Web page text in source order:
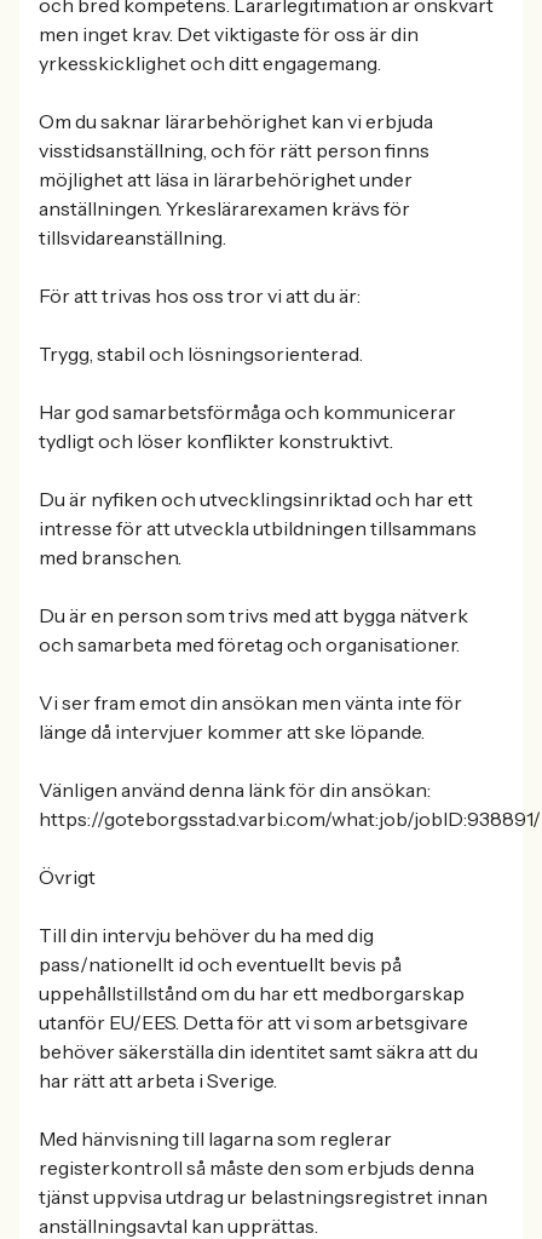
men inget krav. Det viktigaste för oss är din
yrkesskicklighet och ditt engagemang.
Om du saknar lärarbehörighet kan vi erbjuda
visstidsanställning, och för rätt person finns
möjlighet att läsa in lärarbehörighet under
anställningen. Yrkeslärarexamen krävs för
tillsvidareanställning.
För att trivas hos oss tror vi att du är:
Trygg, stabil och lösningsorienterad.
Har god samarbetsförmåga och kommunicerar
tydligt och löser konflikter konstruktivt.
Du är nyfiken och utvecklingsinriktad och har ett
intresse för att utveckla utbildningen tillsammans
med branschen.
Du är en person som trivs med att bygga nätverk
och samarbeta med företag och organisationer.
Vi ser fram emot din ansökan men vänta inte för
länge då intervjuer kommer att ske löpande.
Vänligen använd denna länk för din ansökan:
https://goteborgsstad.varbi.com/what:job/jobID:938891/
Övrigt
Till din intervju behöver du ha med dig
pass/nationellt id och eventuellt bevis på
uppehållstillstånd om du har ett medborgarskap
utanför EU/EES. Detta för att vi som arbetsgivare
behöver säkerställa din identitet samt säkra att du
har rätt att arbeta i Sverige.
Med hänvisning till lagarna som reglerar
registerkontroll så måste den som erbjuds denna
tjänst uppvisa utdrag ur belastningsregistret innan
anställningsavtal kan upprättas.